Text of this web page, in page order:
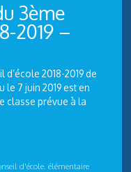
3ème
2019 –
2018-2019 de
le 7 juin 2019 est en
classe prévue à la
d'école,élémentaire